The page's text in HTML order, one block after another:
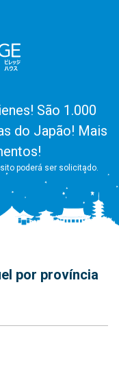
São 1.000
do Japão! Mais
poderá ser solicitado.
por província